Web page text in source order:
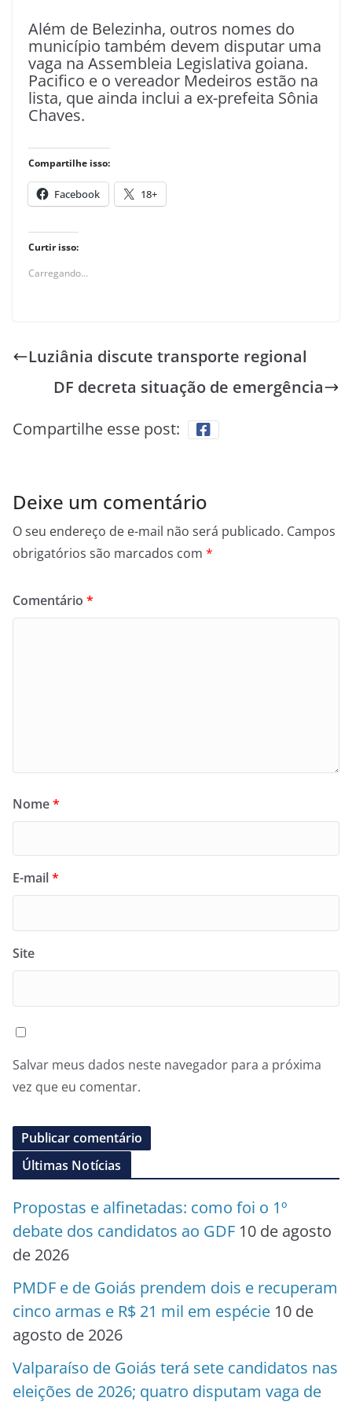
Além de Belezinha, outros nomes do
município também devem disputar uma
vaga na Assembleia Legislativa goiana.
Pacifico e o vereador Medeiros estão na
lista, que ainda inclui a ex-prefeita Sônia
Chaves.
Compartilhe isso:
Facebook 18+
Curtir isso:
Carregando...
Luziânia discute transporte regional
DF decreta situação de emergência
Compartilhe esse post:
Deixe um comentário
O seu endereço de e-mail não será publicado. Campos
obrigatórios são marcados com *
Comentário *
Nome*
E-mail*
Site
Salvar meus dados neste navegador para a próxima
vez que eu comentar.
Últimas Notícias
Propostas e alfinetadas: como foi o 1º
debate dos candidatos ao GDF 10 de agosto
de 2026
PMDF e de Goiás prendem dois e recuperam
cinco armas e R$ 21 mil em espécie 10 de
agosto de 2026
Valparaíso de Goiás terá sete candidatos nas
eleições de 2026; quatro disputam vaga de